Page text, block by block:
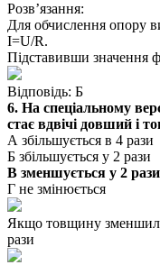
Розв’язання:
Для обчислення опору
I=U/R.
Підставивши значення
Відповідь: Б
6. На спеціальному
стає вдвічі довший і
А збільшується в 4 рази
Б збільшується у 2 рази
В зменшується у 2 рази
Г не змінюється
Якщо товщину
рази